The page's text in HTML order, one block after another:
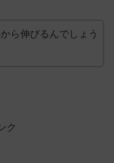
ら伸びるんでしょう
ク